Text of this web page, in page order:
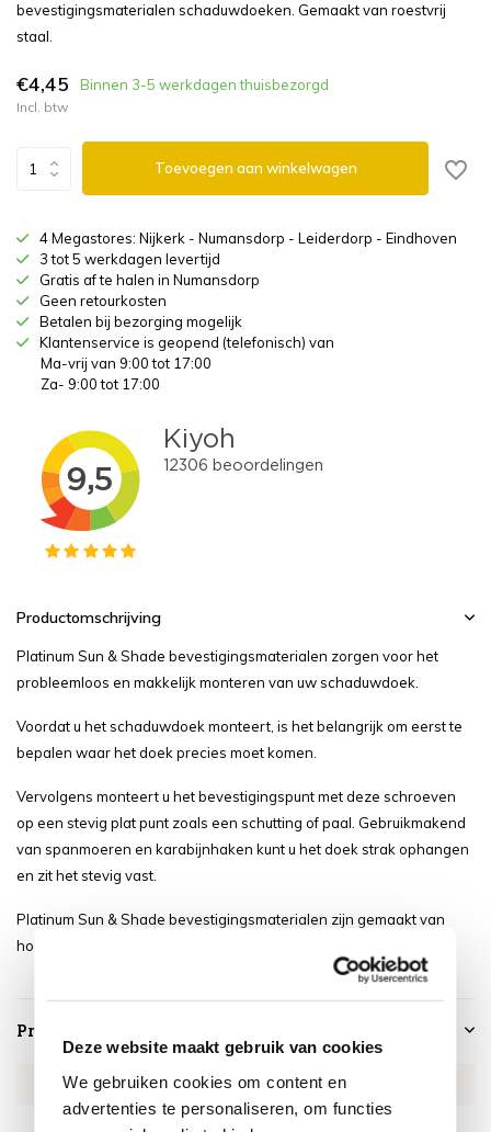
Deze website maakt gebruik van cookies
We gebruiken cookies om content en
advertenties te personaliseren, om functies
bevestigingsmaterialen schaduwdoeken. Gemaakt van roestvrij
staal.
€4,45 Binnen 3-5 werkdagen thuisbezorgd
Incl. btw
Toevoegen aan winkelwagen
4 Megastores: Nijkerk - Numansdorp - Leiderdorp - Eindhoven
3 tot 5 werkdagen levertijd
Gratis af te halen in Numansdorp
Geen retourkosten
Betalen bij bezorging mogelijk
Klantenservice is geopend (telefonisch) van
Ma-vrij van 9:00 tot 17:00
Za- 9:00 tot 17:00
Productomschrijving
Platinum Sun & Shade bevestigingsmaterialen zorgen voor het
probleemloos en makkelijk monteren van uw schaduwdoek.
Voordat u het schaduwdoek monteert, is het belangrijk om eerst te
bepalen waar het doek precies moet komen.
Vervolgens monteert u het bevestigingspunt met deze schroeven
op een stevig plat punt zoals een schutting of paal. Gebruikmakend
van spanmoeren en karabijnhaken kunt u het doek strak ophangen
en zit het stevig vast.
Platinum Sun & Shade bevestigingsmaterialen zijn gemaakt van
hoogwaardig nautisch RVS316.
Productspecificaties
Artikelnummer PL2007
PL2007